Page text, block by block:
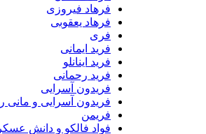
فرهاد فیروزی
فرهاد یعقوبی
فری
فرید ایمانی
فرید اینانلو
فرید رحمانی
فریدون آسرایی
فریدون آسرایی و مانی رهنما
فریمن
فواد فالکو و دانش عسکری